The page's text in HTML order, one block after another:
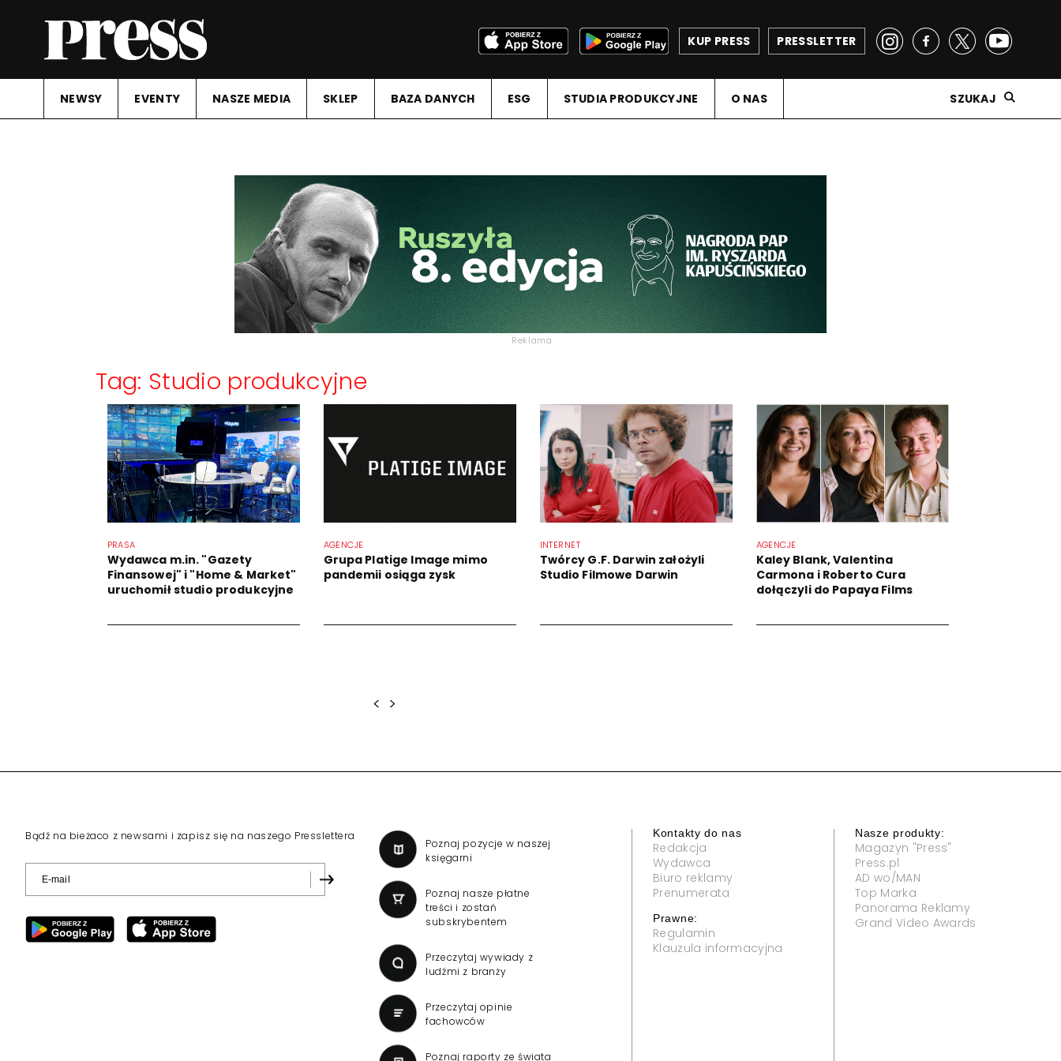
PRESSLETTER
KUP PRESS
NEWSY EVENTY NASZE MEDIA SKLEP BAZA DANYCH ESG STUDIA PRODUKCYJNE O NAS SZUKAJ
Reklama
Tag: Studio produkcyjne
PRASA
Wydawca m.in. "Gazety
Finansowej" i "Home & Market"
uruchomił studio produkcyjne
AGENCJE
Grupa Platige Image mimo
pandemii osiąga zysk
INTERNET
Twórcy G.F. Darwin założyli
Studio Filmowe Darwin
AGENCJE
Kaley Blank, Valentina
Carmona i Roberto Cura
dołączyli do Papaya Films
< >
Bądź na bieżaco z newsami i zapisz się na naszego Presslettera
Poznaj pozycje w naszej
księgarni
Poznaj nasze płatne
treści i zostań
subskrybentem
Przeczytaj wywiady z
ludźmi z branży
Przeczytaj opinie
fachowców
Poznaj raporty ze świata
Kontakty do nas
Redakcja
Wydawca
Biuro reklamy
Prenumerata
Prawne:
Regulamin
Klauzula informacyjna
Nasze produkty:
Magazyn "Press"
Press.pl
AD wo/MAN
Top Marka
Panorama Reklamy
Grand Video Awards